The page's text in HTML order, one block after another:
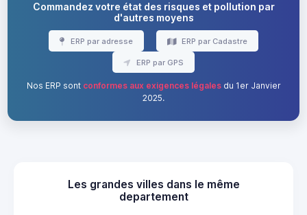
Commandez votre état des risques et pollution par
d'autres moyens
ERP par adresse ERP par Cadastre
ERP par GPS
Nos ERP sont conformes aux exigences légalesdu 1er Janvier
2025.
Les grandes villes dans le même
departement